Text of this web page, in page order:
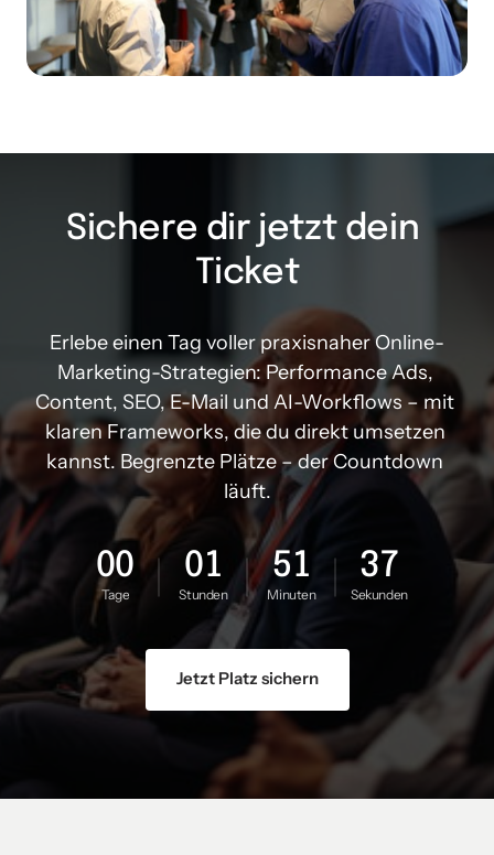
Sichere dir jetzt dein
Ticket
Erlebe einen Tag voller praxisnaher Online-
Marketing-Strategien: Performance Ads,
Content, SEO, E-Mail und AI-Workflows – mit
klaren Frameworks, die du direkt umsetzen
kannst. Begrenzte Plätze – der Countdown
läuft.
00
Tage
01
Stunden
51
Minuten
35
Sekunden
Jetzt Platz sichern